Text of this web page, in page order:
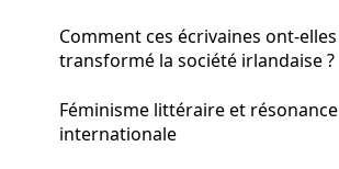
Comment ces écrivaines ont-elles
transformé la société irlandaise ?
Féminisme littéraire et résonance
internationale